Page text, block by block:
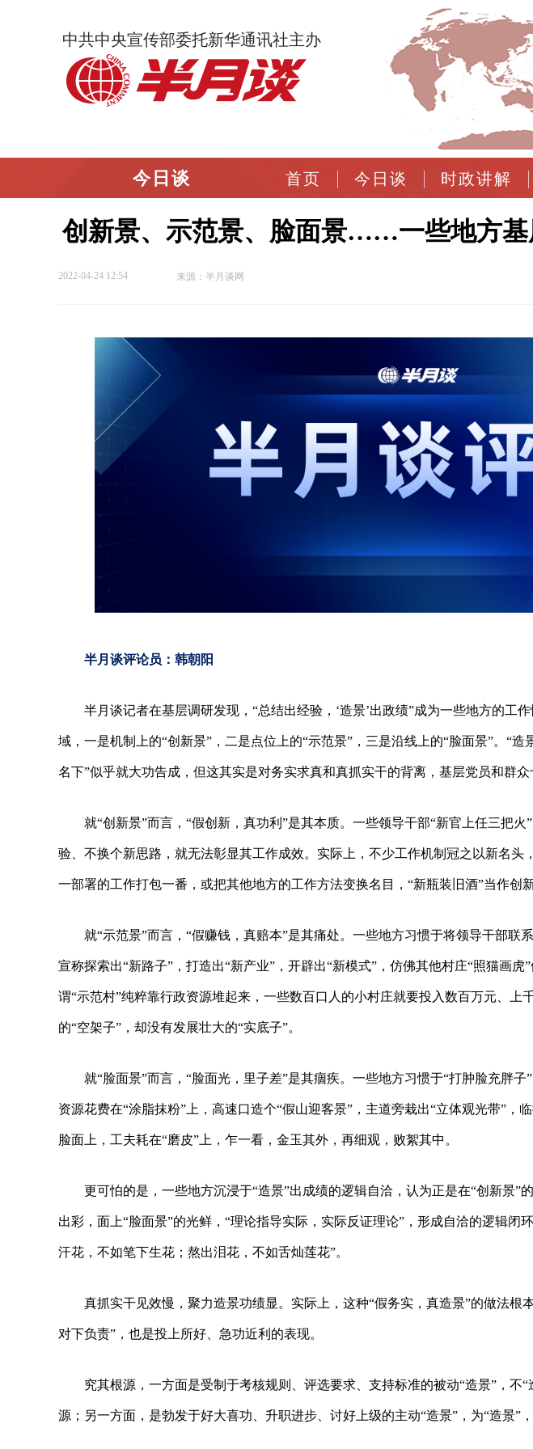
中共中央宣传部委托新华通讯社主办
今日谈 首页 今日谈 时政讲解
创新景、示范景、脸面景……一些地方基
2022-04-24 12:54 来源：半月谈网
半月谈评论员：韩朝阳
半月谈记者在基层调研发现，“总结出经验，‘造景’出政绩”成为一些地方的工
域，一是机制上的“创新景”，二是点位上的“示范景”，三是沿线上的“脸面景”。“
名下”似乎就大功告成，但这其实是对务实求真和真抓实干的背离，基层党员和群众
就“创新景”而言，“假创新，真功利”是其本质。一些领导干部“新官上任三把
验、不换个新思路，就无法彰显其工作成效。实际上，不少工作机制冠之以新名头
一部署的工作打包一番，或把其他地方的工作方法变换名目，“新瓶装旧酒”当作创
就“示范景”而言，“假赚钱，真赔本”是其痛处。一些地方习惯于将领导干部联
宣称探索出“新路子”，打造出“新产业”，开辟出“新模式”，仿佛其他村庄“照猫画虎
谓“示范村”纯粹靠行政资源堆起来，一些数百口人的小村庄就要投入数百万元、上
的“空架子”，却没有发展壮大的“实底子”。
就“脸面景”而言，“脸面光，里子差”是其痼疾。一些地方习惯于“打肿脸充胖
资源花费在“涂脂抹粉”上，高速口造个“假山迎客景”，主道旁栽出“立体观光带”，
脸面上，工夫耗在“磨皮”上，乍一看，金玉其外，再细观，败絮其中。
更可怕的是，一些地方沉浸于“造景”出成绩的逻辑自洽，认为正是在“创新景”
出彩，面上“脸面景”的光鲜，“理论指导实际，实际反证理论”，形成自洽的逻辑闭
汗花，不如笔下生花；熬出泪花，不如舌灿莲花”。
真抓实干见效慢，聚力造景功绩显。实际上，这种“假务实，真造景”的做法根
对下负责”，也是投上所好、急功近利的表现。
究其根源，一方面是受制于考核规则、评选要求、支持标准的被动“造景”，不
源；另一方面，是勃发于好大喜功、升职进步、讨好上级的主动“造景”，为“造景”